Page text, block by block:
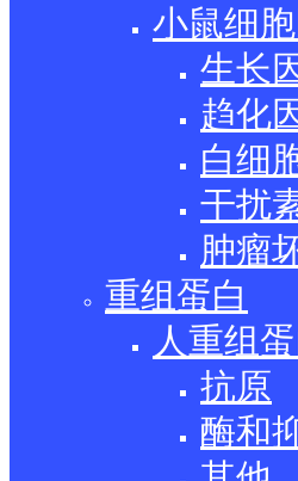
小鼠细
生长
趋化
白细
干扰
肿瘤
重组蛋白
人重组
抗原
酶和